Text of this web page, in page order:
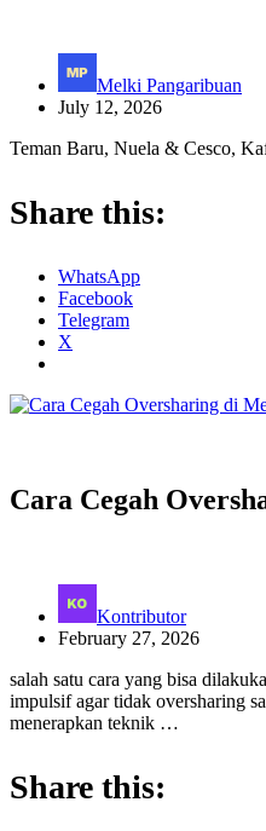
Melki Pangaribuan
July 12, 2026
Teman Baru, Nuela & Cesco,
Share this:
WhatsApp
Facebook
Telegram
X
Cara Cegah
Kontributor
February 27, 2026
salah satu cara yang bisa
impulsif agar tidak oversharing
menerapkan teknik …
Share this: